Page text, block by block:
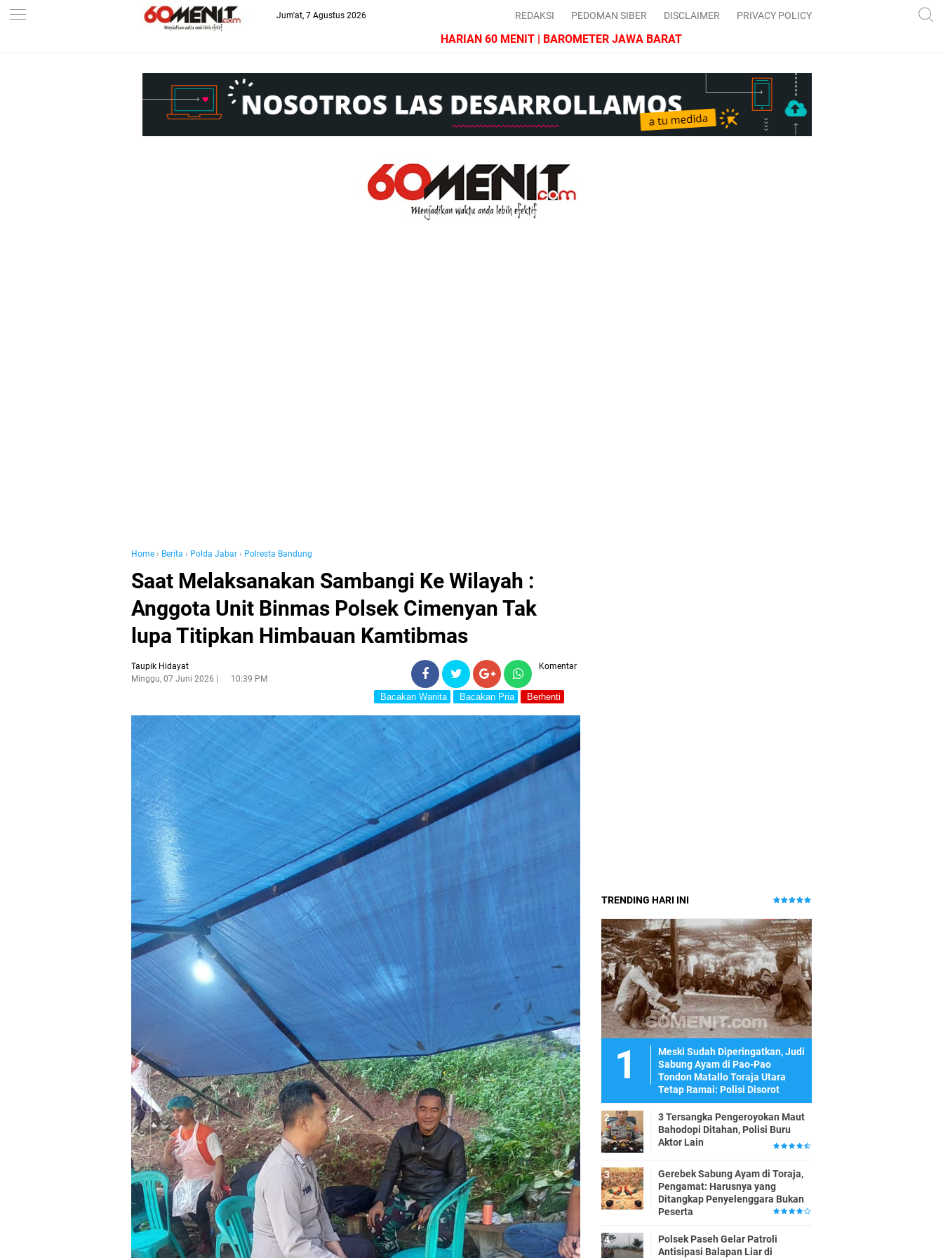
--> Jum'at, 7 Agustus 2026 REDAKSI PEDOMAN SIBER DISCLAIMER PRIVACY POLICY
HARIAN 60 MENIT | BAROMETER JAWA BARAT
Home › Berita › Polda Jabar › Polresta Bandung
Saat Melaksanakan Sambangi Ke Wilayah :
Anggota Unit Binmas Polsek Cimenyan Tak
lupa Titipkan Himbauan Kamtibmas
Taupik Hidayat
Minggu, 07 Juni 2026
10:39 PM
Komentar
Bacakan Wanita Bacakan Pria Berhenti
TRENDING HARI INI
Meski Sudah Diperingatkan, Judi
Sabung Ayam di Pao-Pao
Tondon Matallo Toraja Utara
Tetap Ramai: Polisi Disorot
3 Tersangka Pengeroyokan Maut
Bahodopi Ditahan, Polisi Buru
Aktor Lain
Gerebek Sabung Ayam di Toraja,
Pengamat: Harusnya yang
Ditangkap Penyelenggara Bukan
Peserta
Polsek Paseh Gelar Patroli
Antisipasi Balapan Liar di